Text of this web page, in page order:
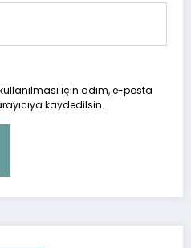
için adım, e-posta
kaydedilsin.